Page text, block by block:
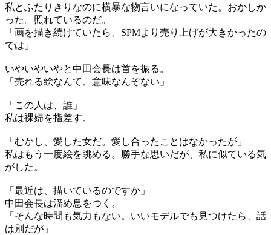
私とふたりきりなのに横暴な物言いになっていた。おかしか
った。照れているのだ。
「画を描き続けていたら、SPMより売り上げが大きかったの
では」
いやいやいやと中田会長は首を振る。
「売れる絵なんて、意味なんぞない」
「この人は、誰」
私は裸婦を指差す。
「むかし、愛した女だ。愛し合ったことはなかったが」
私はもう一度絵を眺める。勝手な思いだが、私に似ている気
がした。
「最近は、描いているのですか」
中田会長は溜め息をつく。
「そんな時間も気力もない。いいモデルでも見つけたら、話
は別だが」